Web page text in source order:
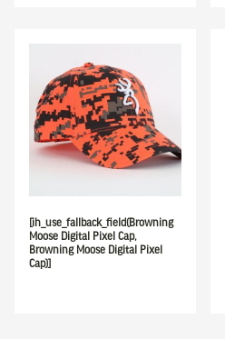
[ih_use_fallback_field(Browning
Moose Digital Pixel Cap,
Browning Moose Digital Pixel
Cap)]